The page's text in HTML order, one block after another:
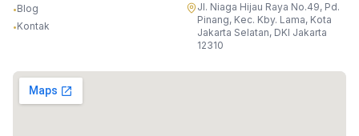
•Blog
•Kontak
Jl. Niaga Hijau Raya No.49, Pd.
Pinang, Kec. Kby. Lama, Kota
Jakarta Selatan, DKI Jakarta
12310